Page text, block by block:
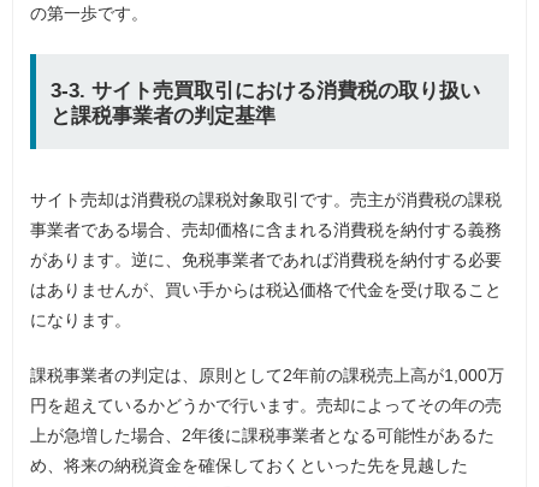
の第一歩です。
3-3. サイト売買取引における消費税の取り扱い
と課税事業者の判定基準
サイト売却は消費税の課税対象取引です。売主が消費税の課税
事業者である場合、売却価格に含まれる消費税を納付する義務
があります。逆に、免税事業者であれば消費税を納付する必要
はありませんが、買い手からは税込価格で代金を受け取ること
になります。
課税事業者の判定は、原則として2年前の課税売上高が1,000万
円を超えているかどうかで行います。売却によってその年の売
上が急増した場合、2年後に課税事業者となる可能性があるた
め、将来の納税資金を確保しておくといった先を見越した